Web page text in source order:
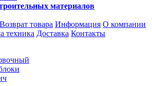
материалов
Возврат товара Информация О компании
техника Доставка Контакты